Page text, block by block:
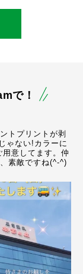
で！
トプリントが剥
ゃない!カラーに
意してます。仲
素敵ですね(^-^)